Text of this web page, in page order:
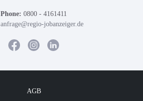
Phone: 0800 - 4161411
anfrage@regio-jobanzeiger.de
AGB